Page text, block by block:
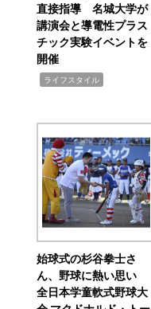
直接指導 名城大学が
講演会と導電性プラス
チック実験イベントを
開催
ライフスタイル
始球式の杉谷拳士さ
ん、野球に熱い思い
全日本学童軟式野球大